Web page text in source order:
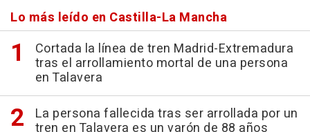
Lo más leído en Castilla-La Mancha
Cortada la línea de tren Madrid-Extremadura
tras el arrollamiento mortal de una persona
en Talavera
La persona fallecida tras ser arrollada por un
tren en Talavera es un varón de 88 años